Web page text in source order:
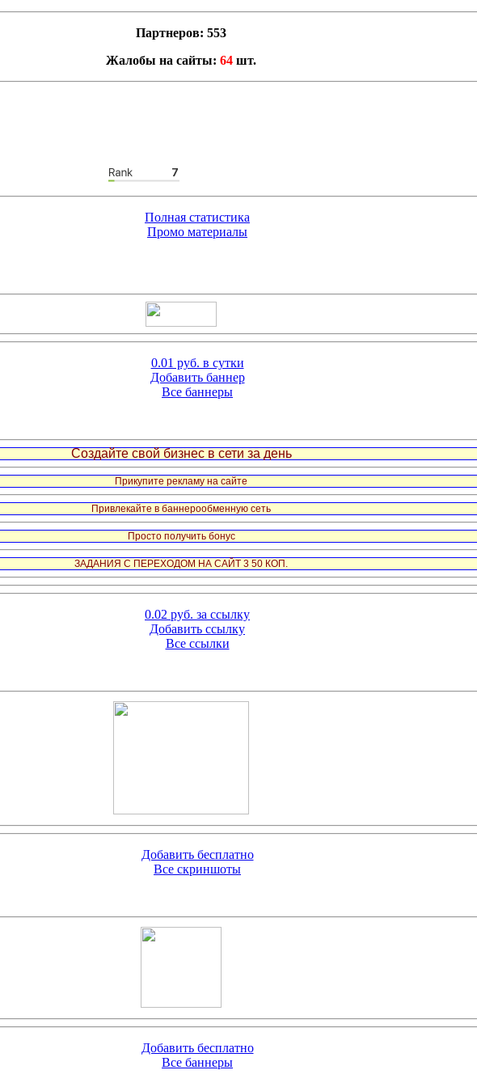
Партнеров: 553
Жалобы на сайты: 64 шт.
Полная статистика
Промо материалы
0.01 руб. в сутки
Добавить баннер
Все баннеры
Создайте свой бизнес в сети за день
Прикупите рекламу на сайте
Привлекайте в баннерообменную сеть
Просто получить бонус
ЗАДАНИЯ С ПЕРЕХОДОМ НА САЙТ 3 50 КОП.
0.02 руб. за ссылку
Добавить ссылку
Все ссылки
Добавить бесплатно
Все скриншоты
Добавить бесплатно
Все баннеры